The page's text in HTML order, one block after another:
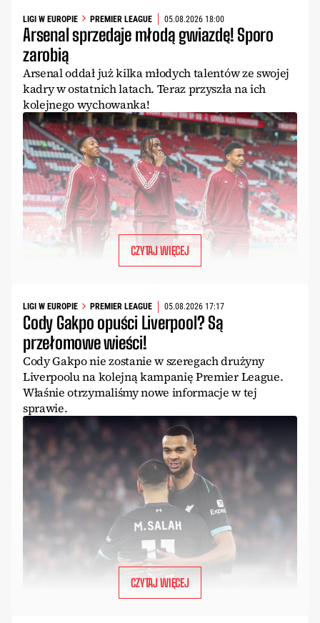
LIGI W EUROPIE PREMIER LEAGUE 05.08.2026 18:00
Arsenal sprzedaje młodą gwiazdę! Sporo
zarobią
Arsenal oddał już kilka młodych talentów ze swojej
kadry w ostatnich latach. Teraz przyszła na ich
kolejnego wychowanka!
CZYTAJ WIĘCEJ
LIGI W EUROPIE PREMIER LEAGUE 05.08.2026 17:17
Cody Gakpo opuści Liverpool? Są
przełomowe wieści!
Cody Gakpo nie zostanie w szeregach drużyny
Liverpoolu na kolejną kampanię Premier League.
Właśnie otrzymaliśmy nowe informacje w tej
sprawie.
CZYTAJ WIĘCEJ